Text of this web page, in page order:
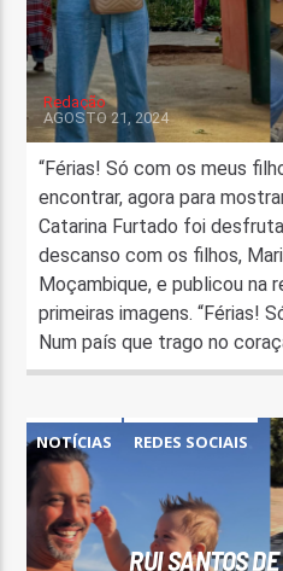
Redação
AGOSTO 21, 2024
“Férias! Só com os meus
encontrar, agora para
Catarina Furtado foi
descanso com os filhos,
Moçambique, e publicou na
primeiras imagens. “Férias!
Num país que trago no
NOTÍCIAS REDES SOCIAIS
RUI SANTOS